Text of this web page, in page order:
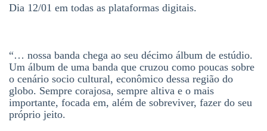
Dia 12/01 em todas as plataformas digitais.
“… nossa banda chega ao seu décimo álbum de estúdio.
Um álbum de uma banda que cruzou como poucas sobre
o cenário socio cultural, econômico dessa região do
globo. Sempre corajosa, sempre altiva e o mais
importante, focada em, além de sobreviver, fazer do seu
próprio jeito.